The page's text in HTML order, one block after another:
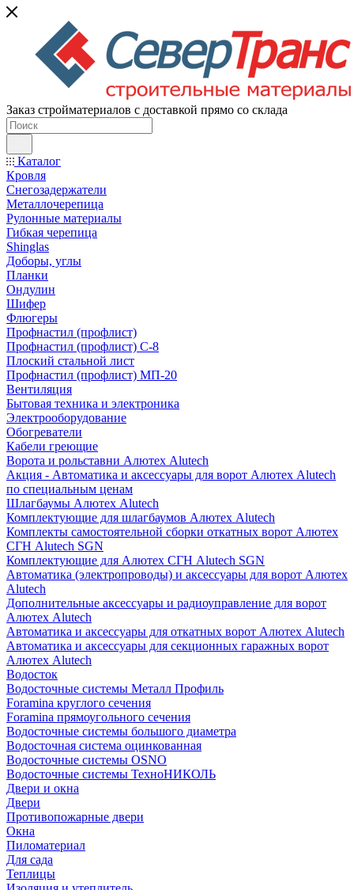
Заказ стройматериалов с доставкой прямо со склада
Каталог
Кровля
Снегозадержатели
Металлочерепица
Рулонные материалы
Гибкая черепица
Shinglas
Доборы, углы
Планки
Ондулин
Шифер
Флюгеры
Профнастил (профлист)
Профнастил (профлист) С-8
Плоский стальной лист
Профнастил (профлист) МП-20
Вентиляция
Бытовая техника и электроника
Электрооборудование
Обогреватели
Кабели греющие
Ворота и рольставни Алютех Alutech
Акция - Автоматика и аксессуары для ворот Алютех Alutech
по специальным ценам
Шлагбаумы Алютех Alutech
Комплектующие для шлагбаумов Алютех Alutech
Комплекты самостоятельной сборки откатных ворот Алютех
СГН Alutech SGN
Комплектующие для Алютех СГН Alutech SGN
Автоматика (электропроводы) и аксессуары для ворот Алютех
Alutech
Дополнительные аксессуары и радиоуправление для ворот
Алютех Alutech
Автоматика и аксессуары для откатных ворот Алютех Alutech
Автоматика и аксессуары для секционных гаражных ворот
Алютех Alutech
Водосток
Водосточные системы Металл Профиль
Foramina круглого сечения
Foramina прямоугольного сечения
Водосточные системы большого диаметра
Водосточная система оцинкованная
Водосточные системы OSNO
Водосточные системы ТехноНИКОЛЬ
Двери и окна
Двери
Противопожарные двери
Окна
Пиломатериал
Для сада
Теплицы